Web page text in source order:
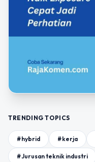
TRENDING TOPICS
#hybrid #kerja
#Jurusan teknik industri